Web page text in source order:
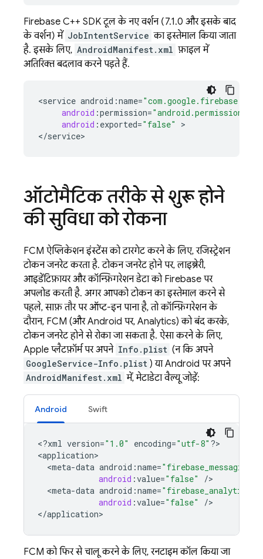
Firebase C++ SDK टूल के नए वर्शन (7.1.0 और इसके बाद
के वर्शन) में JobIntentService का इस्तेमाल किया जाता
है. इसके लिए, AndroidManifest.xml फ़ाइल में
अतिरिक्त बदलाव करने पड़ते हैं.
<service android :name=
android :permission=
android : exported="false"
>
</service>
ऑटोमैटिक तरीके से शुरू होने
की सुविधा को रोकना
FCM ऐप्लिकेशन इंस्टेंस को टारगेट करने के लिए, रजिस्ट्रेशन
टोकन जनरेट करता है. टोकन जनरेट होने पर, लाइब्रेरी,
आइडेंटिफ़ायर और कॉन्फ़िगरेशन डेटा को Firebase पर
अपलोड करती है. अगर आपको टोकन का इस्तेमाल करने से
पहले, साफ़ तौर पर ऑप्ट-इन पाना है, तो कॉन्फ़िगरेशन के
दौरान, FCM (और Android पर, Analytics) को बंद करके,
टोकन जनरेट होने से रोका जा सकता है. ऐसा करने के लिए,
Apple प्लैटफ़ॉर्म पर अपने Info.plist (न कि अपने
GoogleService-Info.plist ) या Android पर अपने
AndroidManifest.xml में, मेटाडेटा वैल्यू जोड़ें:
Android Swift
<?xml version="1.0" encoding="utf-8" ?>
<application
<meta-data android :name=
android :value="false" /
<meta-data android :name=
android :value="false" />
</application>
FCM को फिर से चालू करने के लिए, रनटाइम कॉल किया जा